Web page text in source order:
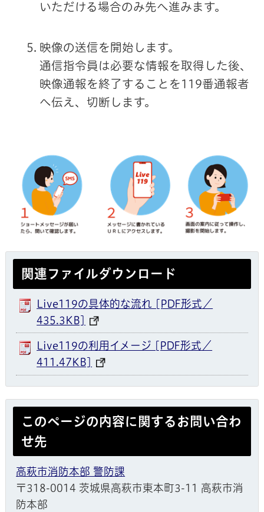
いただける場合のみ先へ進みます。
映像の送信を開始します。
通信指令員は必要な情報を取得した後、
映像通報を終了することを119番通報者
へ伝え、切断します。
関連ファイルダウンロード
Live119の具体的な流れ [PDF形式／
435.3KB]
Live119の利用イメージ [PDF形式／
411.47KB]
このページの内容に関するお問い合わ
せ先
高萩市消防本部 警防課
〒318-0014 茨城県高萩市東本町3-11 高萩市消
防本部